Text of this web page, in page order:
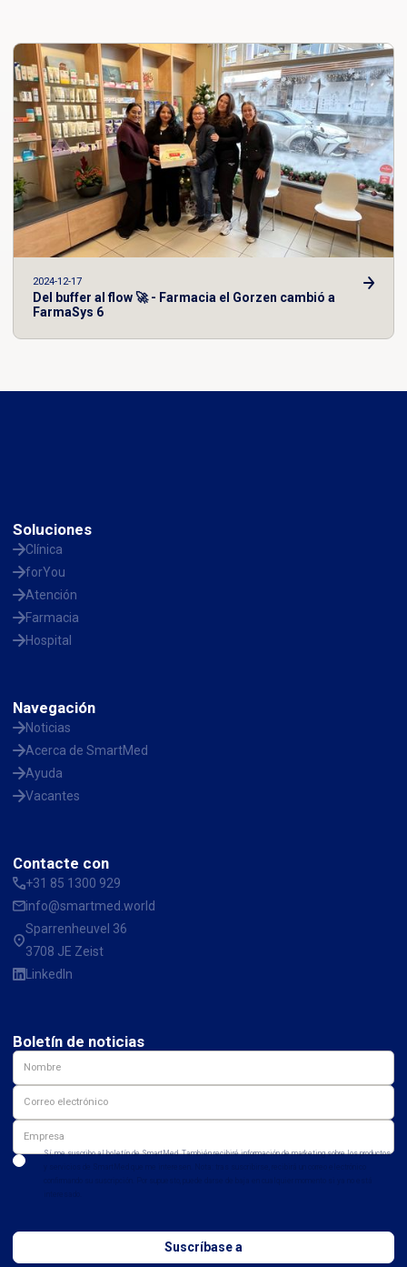
2024-12-17
Del buffer al flow 🚀 - Farmacia el Gorzen cambió a
FarmaSys 6
Soluciones
Clínica
forYou
Atención
Farmacia
Hospital
Navegación
Noticias
Acerca de SmartMed
Ayuda
Vacantes
Contacte con
+31 85 1300 929
info@smartmed.world
Sparrenheuvel 36
3708 JE Zeist
LinkedIn
Boletín de noticias
Sí, me suscribo al boletín de SmartMed. También recibiré información de marketing sobre los productos